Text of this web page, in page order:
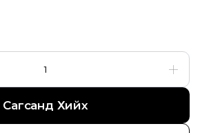
Сагсанд Хийх